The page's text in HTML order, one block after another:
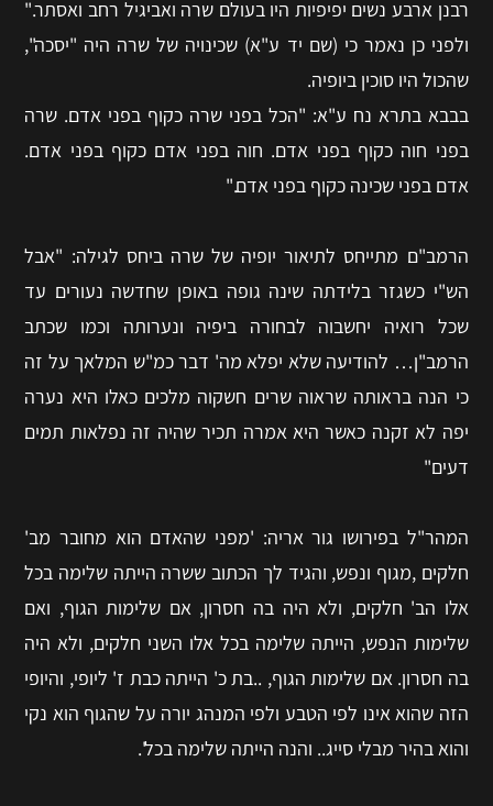
רבנן ארבע נשים יפיפיות היו בעולם שרה ואביגיל רחב ואסתר."
ולפני כן נאמר כי (שם יד ע"א) שכינויה של שרה היה "יסכה",
שהכול היו סוכין ביופיה.
בבבא בתרא נח ע"א: "הכל בפני שרה כקוף בפני אדם. שרה
בפני חוה כקוף בפני אדם. חוה בפני אדם כקוף בפני אדם.
אדם בפני שכינה כקוף בפני אדם."
הרמב"ם מתייחס לתיאור יופיה של שרה ביחס לגילה: "אבל
הש"י כשגזר בלידתה שינה גופה באופן שחדשה נעורים עד
שכל רואיה יחשבוה לבחורה ביפיה ונערותה וכמו שכתב
הרמב"ן… להודיעה שלא יפלא מה' דבר כמ"ש המלאך על זה
כי הנה בראותה שראוה שרים חשקוה מלכים כאלו היא נערה
יפה לא זקנה כאשר היא אמרה תכיר שהיה זה נפלאות תמים
דעים"
המהר"ל בפירושו גור אריה: 'מפני שהאדם הוא מחובר מב'
חלקים ,מגוף ונפש, והגיד לך הכתוב ששרה הייתה שלימה בכל
אלו הב' חלקים, ולא היה בה חסרון, אם שלימות הגוף, ואם
שלימות הנפש, הייתה שלימה בכל אלו השני חלקים, ולא היה
בה חסרון. אם שלימות הגוף, ..בת כ' הייתה כבת ז' ליופי, והיופי
הזה שהוא אינו לפי הטבע ולפי המנהג יורה על שהגוף הוא נקי
והוא בהיר מבלי סייג.. והנה הייתה שלימה בכל'.